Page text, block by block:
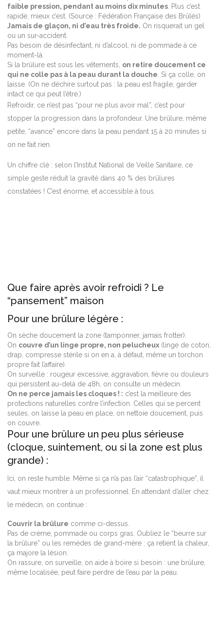
faible pression, pendant au moins dix minutes . Plus c’est
rapide, mieux c’est. (Source : Fédération Française des Brûlés)
Jamais de glaçon, ni d’eau très froide. On risquerait un gel
ou un sur-accident.
Pas besoin de désinfectant, ni d’alcool, ni de pommade à ce
moment-là.
Si la brûlure est sous les vêtements, on retire doucement ce
qui ne colle pas à la peau durant la douche . Si ça colle, on
laisse. (On ne déchire surtout pas : la peau est fragile, garder
intact ce qui peut l’être.)
Refroidir, ce n’est pas “pour ne plus avoir mal”, c’est pour
stopper la progression dans la profondeur. Une brûlure, même
petite, “avance” encore dans la peau pendant 15 à 20 minutes si
on ne fait rien.
Un chiffre clé : selon l’Institut National de Veille Sanitaire, ce
simple geste réduit la gravité dans 40 % des brûlures
constatées ! C’est énorme, et accessible à tous.
Que faire après avoir refroidi ? Le
“pansement” maison
Pour une brûlure légère :
On sèche doucement la zone (tamponner, jamais frotter).
On couvre d’un linge propre, non pelucheux (linge de coton,
drap, compresse stérile si on en a, à défaut, même un torchon
propre fait l’affaire).
On surveille : rougeur excessive, aggravation, fièvre ou douleurs
qui persistent au-delà de 48h, on consulte un médecin.
On ne perce jamais les cloques ! : c’est la meilleure des
protections naturelles contre l’infection. Celles qui se percent
seules, on laisse la peau en place, on nettoie doucement, puis
on couvre.
Pour une brûlure un peu plus sérieuse
(cloque, suintement, ou si la zone est plus
grande) :
Ici, on reste humble. Même si ça n’a pas l’air “catastrophique”, il
vaut mieux montrer à un professionnel. En attendant d’aller chez
le médecin, on continue :
Couvrir la brûlure comme ci-dessus.
Pas de crème, pommade ou corps gras. Oubliez le “beurre sur
la brûlure” ou les remèdes de grand-mère : ça retient la chaleur,
ça majore la lésion.
On rassure, on surveille, on aide à boire si besoin : une brûlure,
même localisée, peut faire perdre de l’eau par la peau.